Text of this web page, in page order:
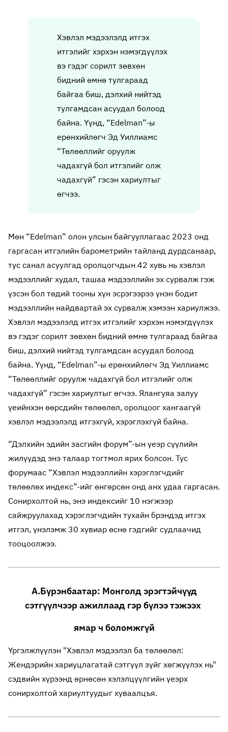
Хэвлэл мэдээлэлд итгэх
итгэлийг хэрхэн нэмэгдүүлэх
вэ гэдэг сорилт зөвхөн
бидний өмнө тулгараад
байгаа биш, дэлхий нийтэд
тулгамдсан асуудал болоод
байна. Үүнд, “Edelman”-ы
ерөнхийлөгч Эд Уиллиамс
“Төлөөллийг оруулж
чадахгүй бол итгэлийг олж
чадахгүй” гэсэн хариултыг
өгчээ.
Мөн “Edelman” олон улсын байгууллагаас 2023 онд
гаргасан итгэлийн барометрийн тайланд дурдсанаар,
тус санал асуулгад оролцогчдын 42 хувь нь хэвлэл
мэдээллийг худал, ташаа мэдээллийн эх сурвалж гэж
үзсэн бол төдий тооны хүн эсрэгээрээ үнэн бодит
мэдээллийн найдвартай эх сурвалж хэмээн хариулжээ.
Хэвлэл мэдээлэлд итгэх итгэлийг хэрхэн нэмэгдүүлэх
вэ гэдэг сорилт зөвхөн бидний өмнө тулгараад байгаа
биш, дэлхий нийтэд тулгамдсан асуудал болоод
байна. Үүнд, “Edelman”-ы ерөнхийлөгч Эд Уиллиамс
“Төлөөллийг оруулж чадахгүй бол итгэлийг олж
чадахгүй” гэсэн хариултыг өгчээ. Ялангуяа залуу
үеийнхэн өөрсдийн төлөөлөл, оролцоог хангаагүй
хэвлэл мэдээлэлд итгэхгүй, хэрэглэхгүй байна.
“Дэлхийн эдийн засгийн форум”-ын үеэр сүүлийн
жилүүдэд энэ талаар тогтмол ярих болсон. Тус
форумаас “Хэвлэл мэдээллийн хэрэглэгчдийг
төлөөлөх индекс”-ийг өнгөрсөн онд анх удаа гаргасан.
Сонирхолтой нь, энэ индексийг 10 нэгжээр
сайжруулахад хэрэглэгчдийн тухайн брэндэд итгэх
итгэл, үнэлэмж 30 хувиар өснө гэдгийг судлаачид
тооцоолжээ.
А.Бүрэнбаатар: Монголд эрэгтэйчүүд
сэтгүүлчээр ажиллаад гэр бүлээ тэжээх
ямар ч боломжгүй
Үргэлжлүүлэн "Хэвлэл мэдээлэл ба төлөөлөл:
Жендэрийн хариуцлагатай сэтгүүл зүйг хөгжүүлэх нь"
сэдвийн хүрээнд өрнөсөн хэлэлцүүлгийн үеэрх
сонирхолтой хариултуудыг хуваалцъя.